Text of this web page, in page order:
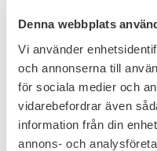
Denna webbplats
Vi använder
och annonserna till
för sociala medier och
vidarebefordrar även
information från din
annons- och
199KR
FAVORITE